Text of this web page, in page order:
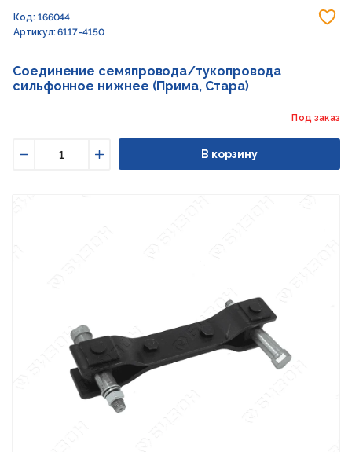
Код: 166044
Артикул: 6117-4150
Соединение семяпровода/тукопровода
сильфонное нижнее (Прима, Стара)
Под заказ
Увеличить
В корзину